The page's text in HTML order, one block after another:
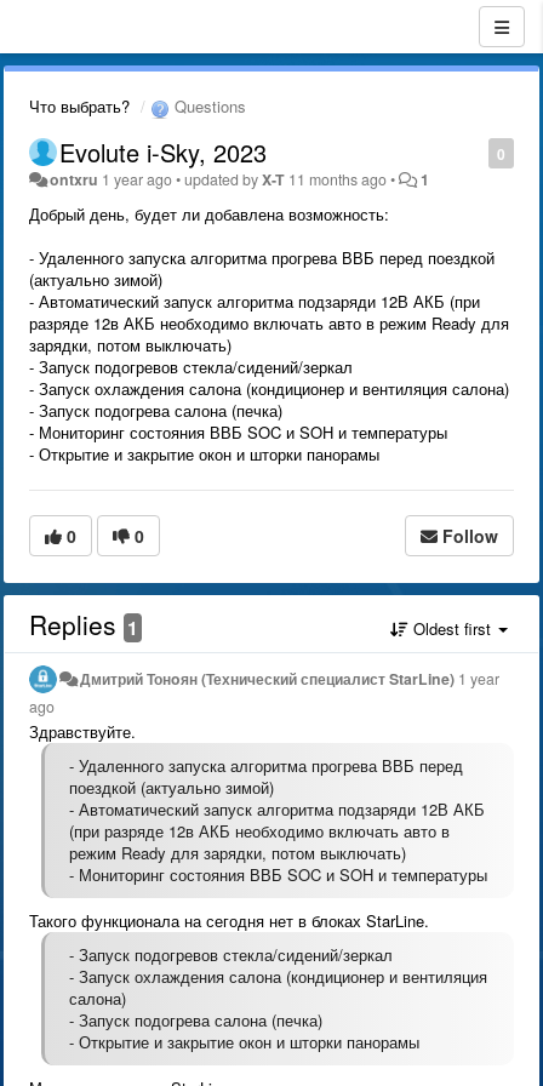
Что выбрать? Questions
0
Evolute i-Sky, 2023
ontxru 1 year ago•updated byX-T 11 months ago• 1
Добрый день, будет ли добавлена возможность:
- Удаленного запуска алгоритма прогрева ВВБ перед поездкой
(актуально зимой)
- Автоматический запуск алгоритма подзаряди 12В АКБ (при
разряде 12в АКБ необходимо включать авто в режим Ready для
зарядки, потом выключать)
- Запуск подогревов стекла/сидений/зеркал
- Запуск охлаждения салона (кондиционер и вентиляция салона)
- Запуск подогрева салона (печка)
- Мониторинг состояния ВВБ SOC и SOH и температуры
- Открытие и закрытие окон и шторки панорамы
0 0 Follow
Replies 1 Oldest first
Дмитрий Тонoян (Технический специалист StarLine) 1 year
ago
Здравствуйте.
- Удаленного запуска алгоритма прогрева ВВБ перед
поездкой (актуально зимой)
- Автоматический запуск алгоритма подзаряди 12В АКБ
(при разряде 12в АКБ необходимо включать авто в
режим Ready для зарядки, потом выключать)
- Мониторинг состояния ВВБ SOC и SOH и температуры
Такого функционала на сегодня нет в блоках StarLine.
- Запуск подогревов стекла/сидений/зеркал
- Запуск охлаждения салона (кондиционер и вентиляция
салона)
- Запуск подогрева салона (печка)
- Открытие и закрытие окон и шторки панорамы